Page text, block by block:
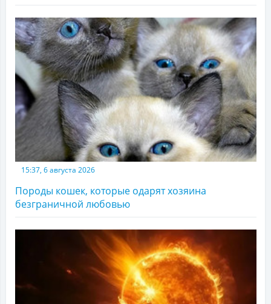
15:37, 6 августа 2026
Породы кошек, которые одарят хозяина
безграничной любовью